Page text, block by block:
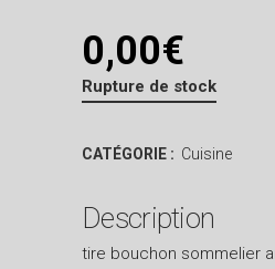
0,00€
Rupture de stock
CATÉGORIE : Cuisine
Description
tire bouchon sommelier